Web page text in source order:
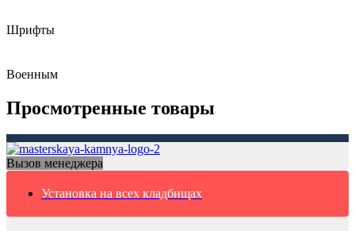
Шрифты
Военным
Просмотренные товары
Вызов менеджера
Установка на всех кладбищах